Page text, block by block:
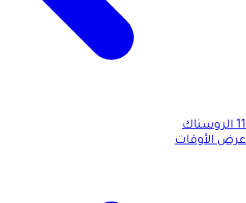
11 الروستاك
عرض الأوقات